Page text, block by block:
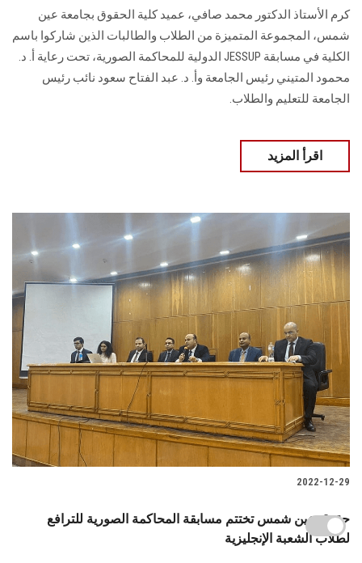
كرم الأستاذ الدكتور محمد صافي، عميد كلية الحقوق بجامعة عين
شمس، المجموعة المتميزة من الطلاب والطالبات الذين شاركوا باسم
الكلية في مسابقة JESSUP الدولية للمحاكمة الصورية، تحت رعاية أ. د.
محمود المتيني رئيس الجامعة وأ. د. عبد الفتاح سعود نائب رئيس
الجامعة للتعليم والطلاب.
اقرأ المزيد
2022-12-29
حقوق عين شمس تختتم مسابقة المحاكمة الصورية للترافع
لطلاب الشعبة الإنجليزية